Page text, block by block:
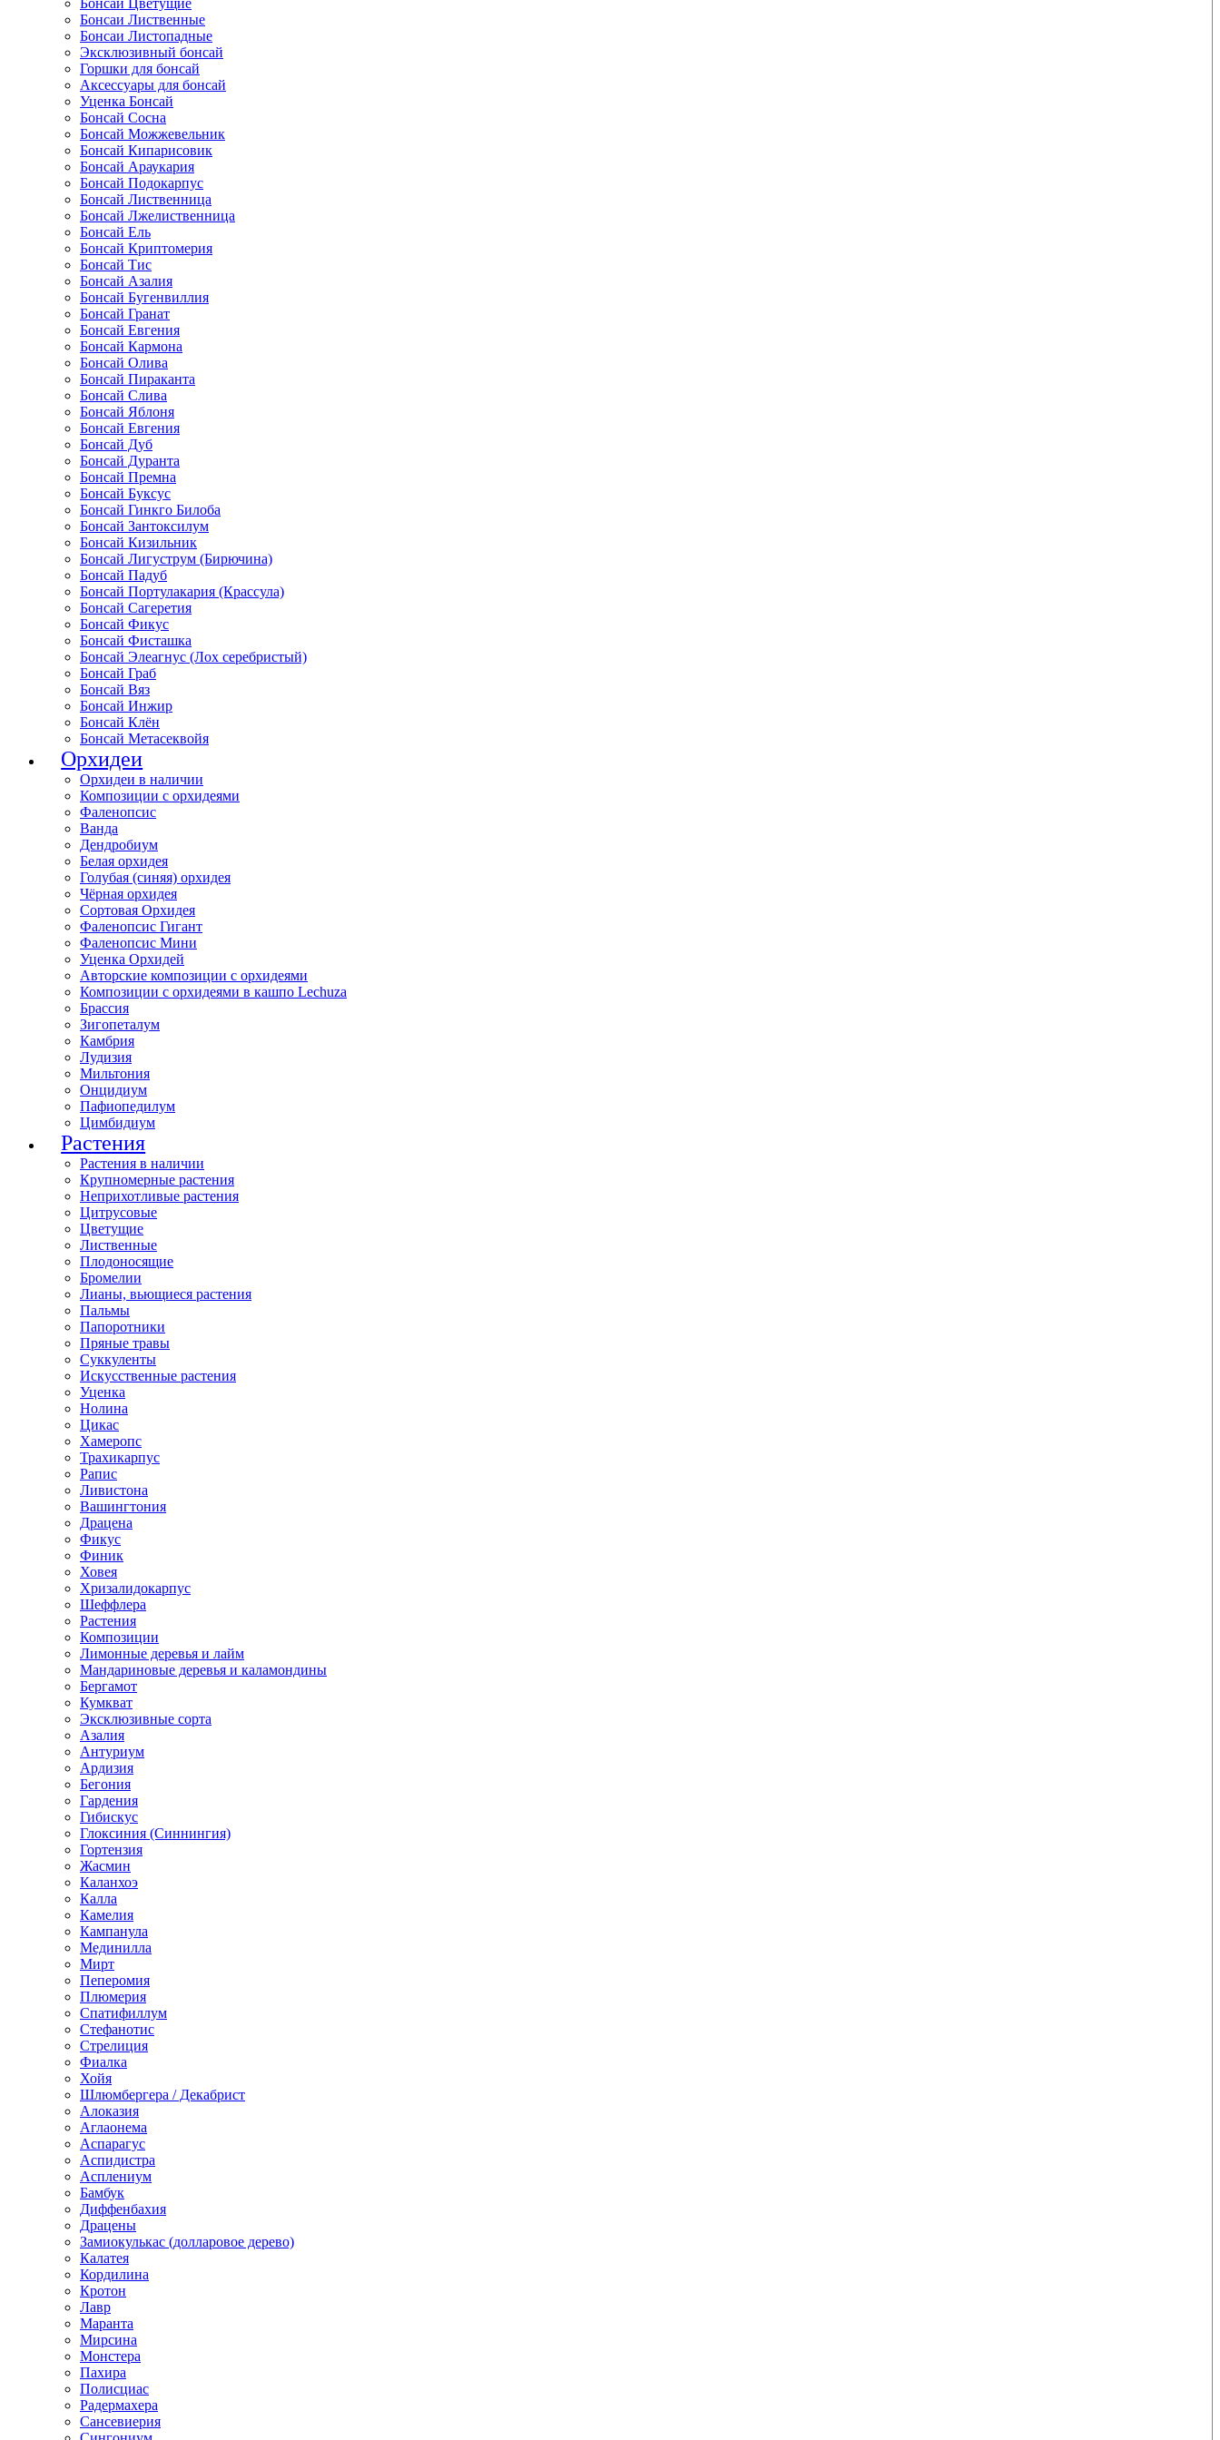
Бонсаи Цветущие
Бонсаи Лиственные
Бонсаи Листопадные
Эксклюзивный бонсай
Горшки для бонсай
Аксессуары для бонсай
Уценка Бонсай
Бонсай Сосна
Бонсай Можжевельник
Бонсай Кипарисовик
Бонсай Араукария
Бонсай Подокарпус
Бонсай Лиственница
Бонсай Лжелиственница
Бонсай Ель
Бонсай Криптомерия
Бонсай Тис
Бонсай Азалия
Бонсай Бугенвиллия
Бонсай Гранат
Бонсай Евгения
Бонсай Кармона
Бонсай Олива
Бонсай Пираканта
Бонсай Слива
Бонсай Яблоня
Бонсай Евгения
Бонсай Дуб
Бонсай Дуранта
Бонсай Премна
Бонсай Буксус
Бонсай Гинкго Билоба
Бонсай Зантоксилум
Бонсай Кизильник
Бонсай Лигуструм (Бирючина)
Бонсай Падуб
Бонсай Портулакария (Крассула)
Бонсай Сагеретия
Бонсай Фикус
Бонсай Фисташка
Бонсай Элеагнус (Лох серебристый)
Бонсай Граб
Бонсай Вяз
Бонсай Инжир
Бонсай Клён
Бонсай Метасеквойя
Орхидеи
Орхидеи в наличии
Композиции с орхидеями
Фаленопсис
Ванда
Дендробиум
Белая орхидея
Голубая (синяя) орхидея
Чёрная орхидея
Сортовая Орхидея
Фаленопсис Гигант
Фаленопсис Мини
Уценка Орхидей
Авторские композиции с орхидеями
Композиции с орхидеями в кашпо Lechuza
Брассия
Зигопеталум
Камбрия
Лудизия
Мильтония
Онцидиум
Пафиопедилум
Цимбидиум
Растения
Растения в наличии
Крупномерные растения
Неприхотливые растения
Цитрусовые
Цветущие
Лиственные
Плодоносящие
Бромелии
Лианы, вьющиеся растения
Пальмы
Папоротники
Пряные травы
Суккуленты
Искусственные растения
Уценка
Нолина
Цикас
Хамеропс
Трахикарпус
Рапис
Ливистона
Вашингтония
Драцена
Фикус
Финик
Ховея
Хризалидокарпус
Шеффлера
Растения
Композиции
Лимонные деревья и лайм
Мандариновые деревья и каламондины
Бергамот
Кумкват
Эксклюзивные сорта
Азалия
Антуриум
Ардизия
Бегония
Гардения
Гибискус
Глоксиния (Синнингия)
Гортензия
Жасмин
Каланхоэ
Калла
Камелия
Кампанула
Мединилла
Мирт
Пеперомия
Плюмерия
Спатифиллум
Стефанотис
Стрелиция
Фиалка
Хойя
Шлюмбергера / Декабрист
Алоказия
Аглаонема
Аспарагус
Аспидистра
Асплениум
Бамбук
Диффенбахия
Драцены
Замиокулькас (долларовое дерево)
Калатея
Кордилина
Кротон
Лавр
Маранта
Мирсина
Монстера
Пахира
Полисциас
Радермахера
Сансевиерия